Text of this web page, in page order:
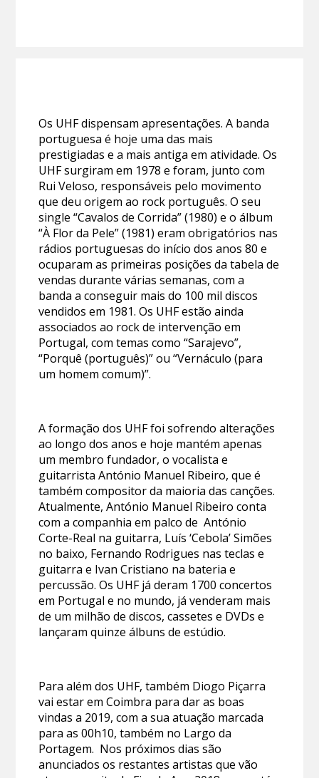
Os UHF dispensam apresentações. A banda
portuguesa é hoje uma das mais
prestigiadas e a mais antiga em atividade. Os
UHF surgiram em 1978 e foram, junto com
Rui Veloso, responsáveis pelo movimento
que deu origem ao rock português. O seu
single “Cavalos de Corrida” (1980) e o álbum
“À Flor da Pele” (1981) eram obrigatórios nas
rádios portuguesas do início dos anos 80 e
ocuparam as primeiras posições da tabela de
vendas durante várias semanas, com a
banda a conseguir mais do 100 mil discos
vendidos em 1981. Os UHF estão ainda
associados ao rock de intervenção em
Portugal, com temas como “Sarajevo”,
“Porquê (português)” ou “Vernáculo (para
um homem comum)”.
A formação dos UHF foi sofrendo alterações
ao longo dos anos e hoje mantém apenas
um membro fundador, o vocalista e
guitarrista António Manuel Ribeiro, que é
também compositor da maioria das canções.
Atualmente, António Manuel Ribeiro conta
com a companhia em palco de António
Corte-Real na guitarra, Luís ‘Cebola’ Simões
no baixo, Fernando Rodrigues nas teclas e
guitarra e Ivan Cristiano na bateria e
percussão. Os UHF já deram 1700 concertos
em Portugal e no mundo, já venderam mais
de um milhão de discos, cassetes e DVDs e
lançaram quinze álbuns de estúdio.
Para além dos UHF, também Diogo Piçarra
vai estar em Coimbra para dar as boas
vindas a 2019, com a sua atuação marcada
para as 00h10, também no Largo da
Portagem. Nos próximos dias são
anunciados os restantes artistas que vão